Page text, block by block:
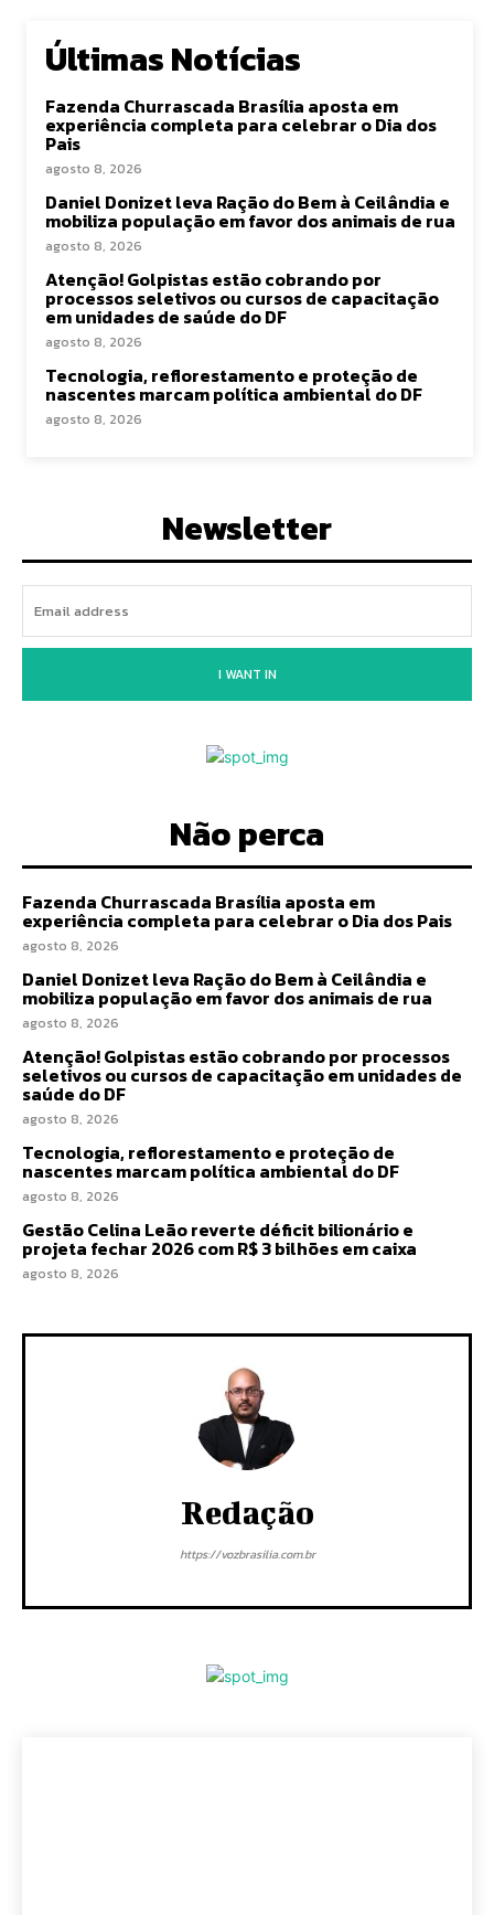
Últimas Notícias
Fazenda Churrascada Brasília aposta em
experiência completa para celebrar o Dia dos
Pais
agosto 8, 2026
Daniel Donizet leva Ração do Bem à Ceilândia e
mobiliza população em favor dos animais de rua
agosto 8, 2026
Atenção! Golpistas estão cobrando por
processos seletivos ou cursos de capacitação
em unidades de saúde do DF
agosto 8, 2026
Tecnologia, reflorestamento e proteção de
nascentes marcam política ambiental do DF
agosto 8, 2026
Newsletter
I WANT IN
Não perca
Fazenda Churrascada Brasília aposta em
experiência completa para celebrar o Dia dos Pais
agosto 8, 2026
Daniel Donizet leva Ração do Bem à Ceilândia e
mobiliza população em favor dos animais de rua
agosto 8, 2026
Atenção! Golpistas estão cobrando por processos
seletivos ou cursos de capacitação em unidades de
saúde do DF
agosto 8, 2026
Tecnologia, reflorestamento e proteção de
nascentes marcam política ambiental do DF
agosto 8, 2026
Gestão Celina Leão reverte déficit bilionário e
projeta fechar 2026 com R$ 3 bilhões em caixa
agosto 8, 2026
Redação
https://vozbrasilia.com.br